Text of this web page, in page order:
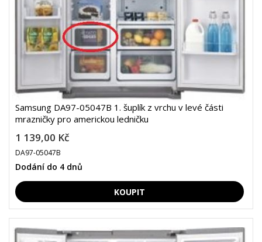
Samsung DA97-05047B 1. šuplík z vrchu v levé části
mrazničky pro americkou ledničku
1 139,00 Kč
DA97-05047B
Dodání do 4 dnů